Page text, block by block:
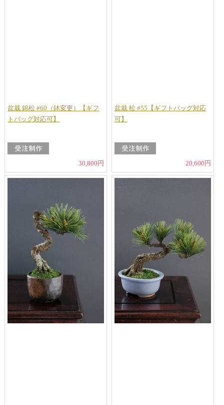
盆栽 錦松 #60（鉢変更）【ギフ
トバッグ対応可】
30,800円
盆栽 松 #55【ギフトバッグ対応
可】
20,600円